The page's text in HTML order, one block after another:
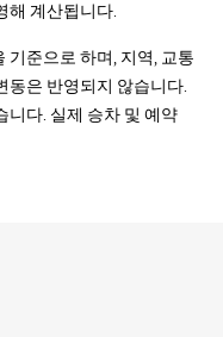
해 계산됩니다.
기준으로 하며, 지역, 교통
동은 반영되지 않습니다.
니다. 실제 승차 및 예약